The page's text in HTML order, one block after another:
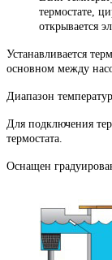
термостате,
открывается
Устанавливается
основном между
Диапазон
Для подключения
термостата.
Оснащен